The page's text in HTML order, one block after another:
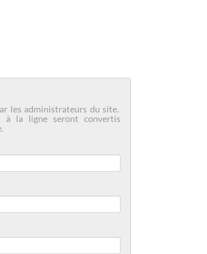
les administrateurs du site.
à la ligne seront convertis